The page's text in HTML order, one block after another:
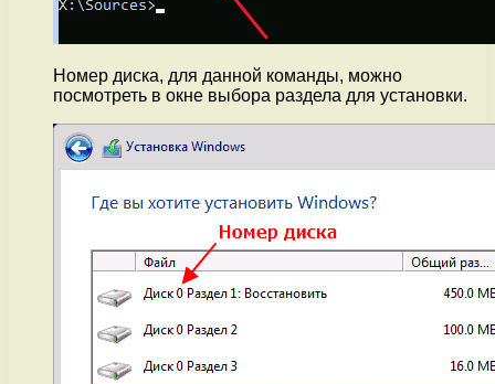
Номер диска, для данной команды, можно
посмотреть в окне выбора раздела для установки.